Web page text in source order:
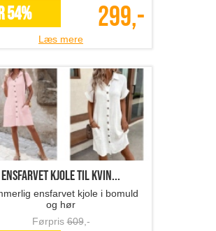
54% 299,-
Læs mere
ensfarvet kjole til kvin...
ensfarvet kjole i bomuld
og hør
Førpris609,-